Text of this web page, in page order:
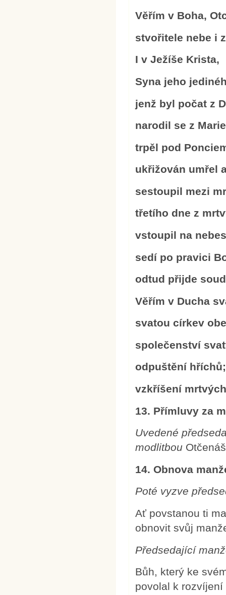
Věřím v Boha,
stvořitele nebe i
I v Ježíše Krista,
Syna jeho
jenž byl počat z
narodil se z
trpěl pod
ukřižován umřel
sestoupil mezi
třetího dne z
vstoupil na
sedí po pravici
odtud přijde
Věřím v Ducha
svatou církev
společenství
odpuštění hříchů;
vzkříšení
13. Přímluvy za
Uvedené
modlitbou Otčenáš
14. Obnova
Poté vyzve
Ať povstanou ti
obnovit svůj
Předsedající
Bůh, který ke
povolal k